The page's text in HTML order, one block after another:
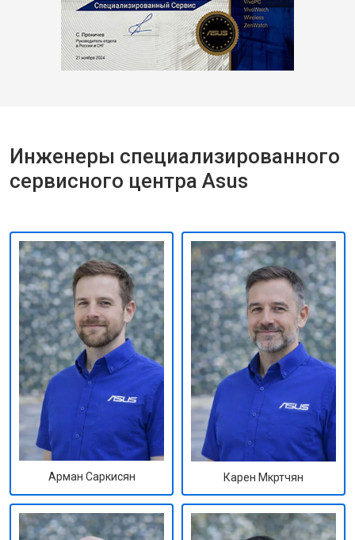
Инженеры специализированного
сервисного центра Asus
Арман Саркисян Карен Мкртчян